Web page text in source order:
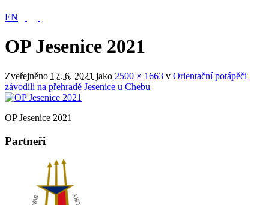
EN
OP Jesenice 2021
Zveřejněno 17. 6. 2021 jako 2500 × 1663 v Orientační potápěči
závodili na přehradě Jesenice u Chebu
OP Jesenice 2021
Partneři